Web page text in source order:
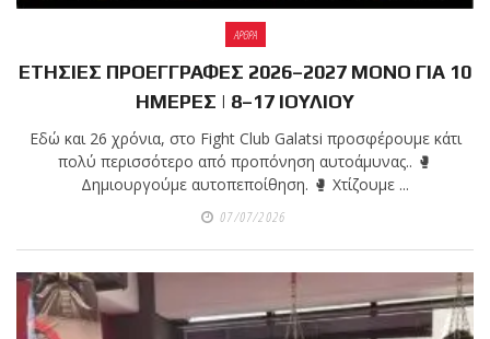
ΑΡΘΡΑ
ΕΤΗΣΙΕΣ ΠΡΟΕΓΓΡΑΦΕΣ 2026–2027 ΜΟΝΟ ΓΙΑ 10
ΗΜΕΡΕΣ | 8–17 ΙΟΥΛΙΟΥ
Εδώ και 26 χρόνια, στο Fight Club Galatsi προσφέρουμε κάτι
πολύ περισσότερο από προπόνηση αυτοάμυνας.. 🥊
Δημιουργούμε αυτοπεποίθηση. 🥊 Χτίζουμε ...
07/07/2026